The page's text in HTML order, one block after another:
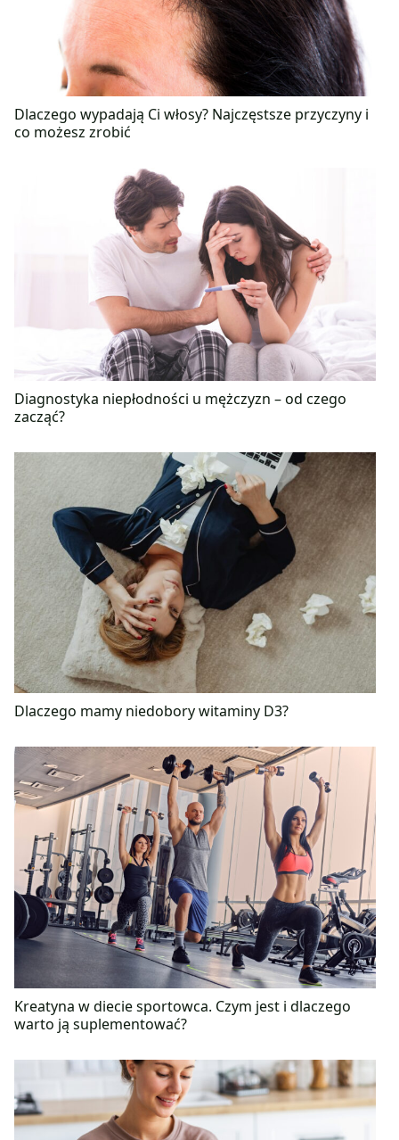
Dlaczego wypadają Ci włosy? Najczęstsze przyczyny i
co możesz zrobić
Diagnostyka niepłodności u mężczyzn – od czego
zacząć?
Dlaczego mamy niedobory witaminy D3?
Kreatyna w diecie sportowca. Czym jest i dlaczego
warto ją suplementować?